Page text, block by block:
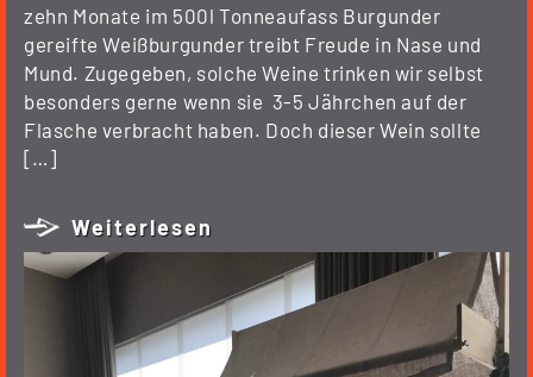
zehn Monate im 500l Tonneaufass Burgunder
gereifte Weißburgunder treibt Freude in Nase und
Mund. Zugegeben, solche Weine trinken wir selbst
besonders gerne wenn sie 3-5 Jährchen auf der
Flasche verbracht haben. Doch dieser Wein sollte
[…]
Weiterlesen